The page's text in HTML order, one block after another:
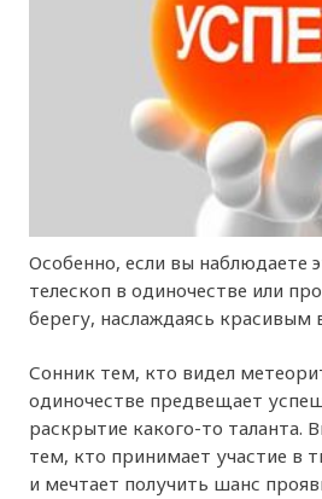
Особенно, если вы наблюдаете
телескоп в одиночестве или
берегу, наслаждаясь красивым
Сонник тем, кто видел
одиночестве предвещает
раскрытие какого-то таланта.
тем, кто принимает участие в
и мечтает получить шанс